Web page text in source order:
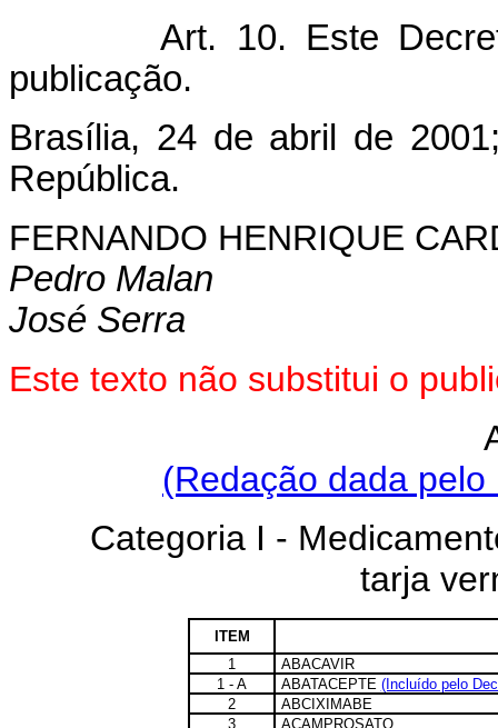
Art. 10. Este Decreto
publicação.
Brasília, 24 de abril de
República.
FERNANDO HENRIQUE
Pedro Malan
José Serra
Este texto não substitui o
(Redação dada
Categoria I -
tarja
ITEM
1
ABACAVIR
1 - A
ABATACEPTE (Incluído pelo
2
ABCIXIMABE
3
ACAMPROSATO